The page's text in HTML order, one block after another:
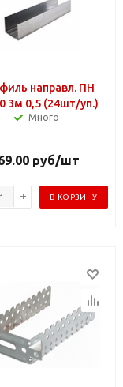
направл. ПН
3м 0,5 (24шт/уп.)
Много
руб/шт
В КОРЗИНУ